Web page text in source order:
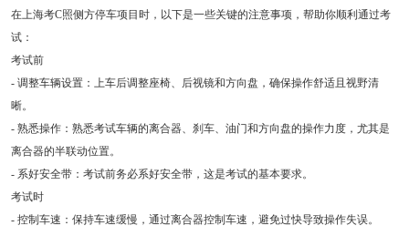
在上海考C照侧方停车项目时，以下是一些关键的注意事项，帮助你顺利通过考
试：
考试前
- 调整车辆设置：上车后调整座椅、后视镜和方向盘，确保操作舒适且视野清
晰。
- 熟悉操作：熟悉考试车辆的离合器、刹车、油门和方向盘的操作力度，尤其是
离合器的半联动位置。
- 系好安全带：考试前务必系好安全带，这是考试的基本要求。
考试时
- 控制车速：保持车速缓慢，通过离合器控制车速，避免过快导致操作失误。